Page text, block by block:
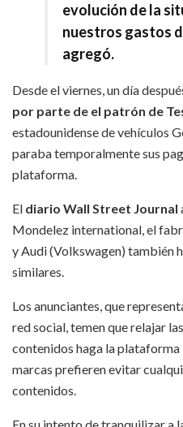
evolución de la
nuestros gastos
agregó.
Desde el viernes, un día
por parte de el patrón de
estadounidense de vehículos
paraba temporalmente sus
plataforma.
El diario Wall Street Journal
Mondelez international, el
y Audi (Volkswagen) también
similares.
Los anunciantes, que
red social, temen que relajar
contenidos haga la plataforma
marcas prefieren evitar
contenidos.